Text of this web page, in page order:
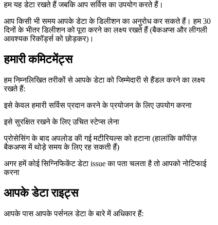
हम यह डेटा रखते हैं जबकि आप सर्विस का उपयोग करते हैं।
आप किसी भी समय आपके डेटा के डिलीशन का अनुरोध कर सकते हैं। हम 30
दिनों के भीतर डिलीशन को पूरा करने का लक्ष्य रखते हैं (बैकअप्स और लीगली
आवश्यक रिकॉर्ड्स को छोड़कर)।
हमारी कमिटमेंट्स
हम निम्नलिखित तरीकों से आपके डेटा को जिम्मेदारी से हैंडल करने का लक्ष्य
रखते हैं:
इसे केवल हमारी सर्विस प्रदान करने के प्रयोजन के लिए उपयोग करना
इसे सुरक्षित रखने के लिए उचित स्टेप्स लेना
प्रोसेसिंग के बाद अपलोड की गई मटीरियल्स को हटाना (हालांकि कॉपीज़
बैकअप्स में थोड़े समय के लिए रह सकती हैं)
अगर हमें कोई सिग्निफिकेंट डेटा issue का पता चलता है तो आपको नोटिफाई
करना
आपके डेटा राइट्स
आपके पास आपके पर्सनल डेटा के बारे में अधिकार हैं: